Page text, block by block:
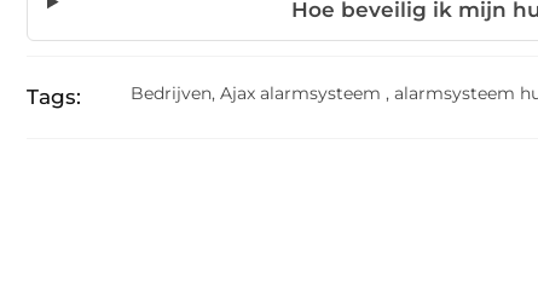
Hoe beveilig ik mijn
Tags: Bedrijven, Ajax alarmsysteem , alarmsysteem